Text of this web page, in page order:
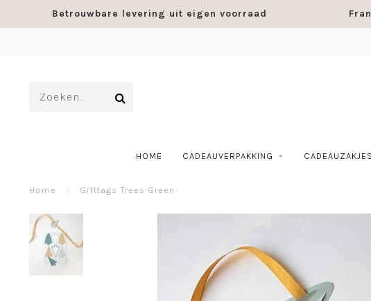
Betrouwbare levering uit eigen voorraad
HOME CADEAUVERPAKKING CADEAUZAKJES
Home / Gifttags Trees Green